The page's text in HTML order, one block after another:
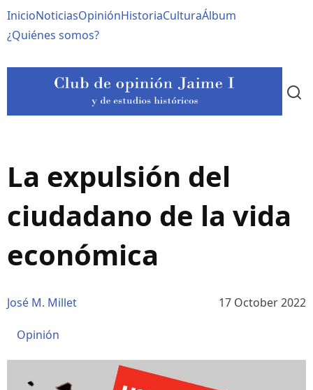
al
contenido
Navegación
principal
InicioNoticiasOpiniónHistoriaCulturaÁlbum
¿Quiénes somos?
La expulsión del
ciudadano de la vida
económica
José M. Millet 17 October 2022
Opinión